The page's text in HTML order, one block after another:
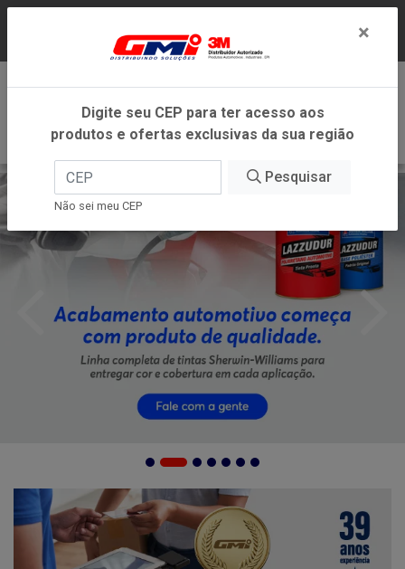
DENTRO DO ESTADO DE MINAS GERAIS.
×
Digite seu CEP para ter acesso aos
produtos e ofertas exclusivas da sua região
Pesquisar
Não sei meu CEP